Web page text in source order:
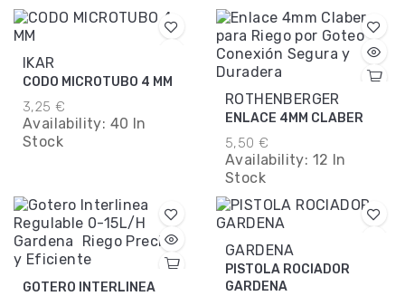
IKAR
CODO MICROTUBO 4 MM
3,25 €
Availability: 40 In
Stock
ROTHENBERGER
ENLACE 4MM CLABER
5,50 €
Availability: 12 In
Stock
GOTERO INTERLINEA
GARDENA
PISTOLA ROCIADOR
GARDENA